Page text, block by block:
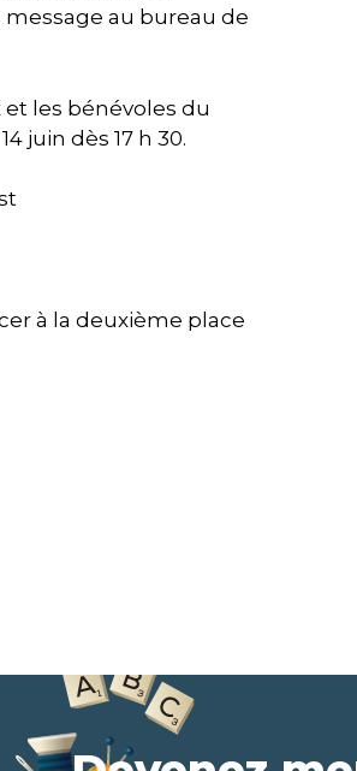
message au bureau de
les bénévoles du
juin dès 17 h 30.
à la deuxième place